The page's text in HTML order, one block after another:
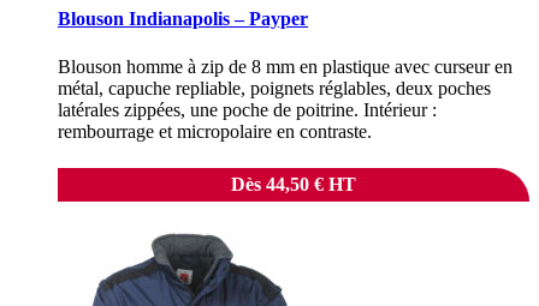
Blouson Indianapolis – Payper
Blouson homme à zip de 8 mm en plastique avec curseur en
métal, capuche repliable, poignets réglables, deux poches
latérales zippées, une poche de poitrine. Intérieur :
rembourrage et micropolaire en contraste.
Dès 44,50 € HT